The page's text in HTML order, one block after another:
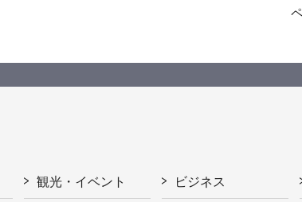
観光・イベント ビジネス